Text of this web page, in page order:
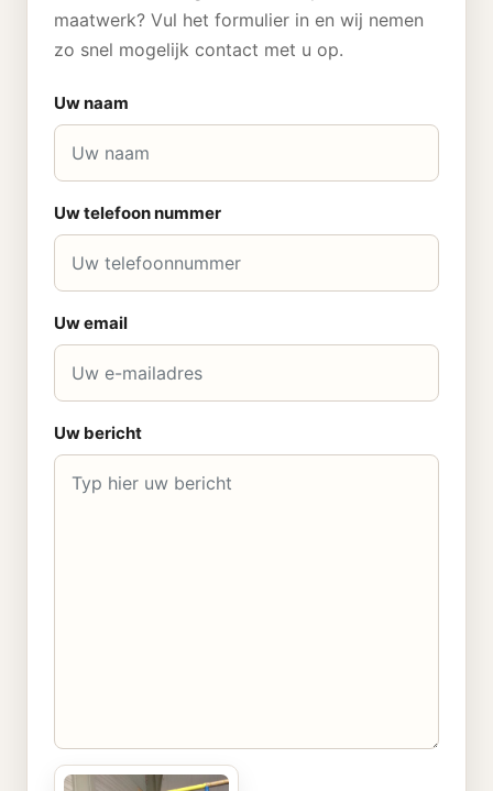
maatwerk? Vul het formulier in en wij nemen
zo snel mogelijk contact met u op.
Uw naam
Uw telefoon nummer
Uw email
Uw bericht